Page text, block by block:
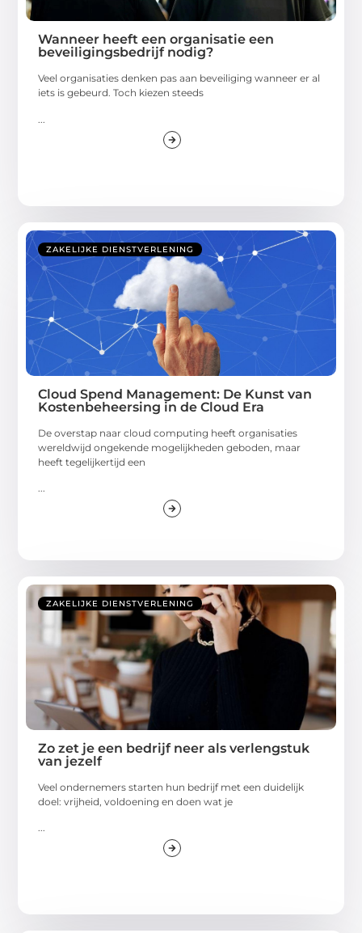
Wanneer heeft een organisatie een
beveiligingsbedrijf nodig?
Veel organisaties denken pas aan beveiliging wanneer er al
iets is gebeurd. Toch kiezen steeds
ZAKELIJKE DIENSTVERLENING
Cloud Spend Management: De Kunst van
Kostenbeheersing in de Cloud Era
De overstap naar cloud computing heeft organisaties
wereldwijd ongekende mogelijkheden geboden, maar
heeft tegelijkertijd een
...
ZAKELIJKE DIENSTVERLENING
Zo zet je een bedrijf neer als verlengstuk
van jezelf
Veel ondernemers starten hun bedrijf met een duidelijk
doel: vrijheid, voldoening en doen wat je
...